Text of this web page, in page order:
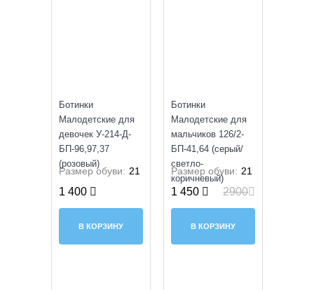
Ботинки
Малодетские для
девочек У-214-Д-
БП-96,97,37
(розовый)
Размер обуви: 21
1 400
В КОРЗИНУ
Ботинки
Малодетские для
мальчиков 126/2-
БП-41,64 (серый/
светло-
коричневый)
Размер обуви: 21
1 450 2900
В КОРЗИНУ